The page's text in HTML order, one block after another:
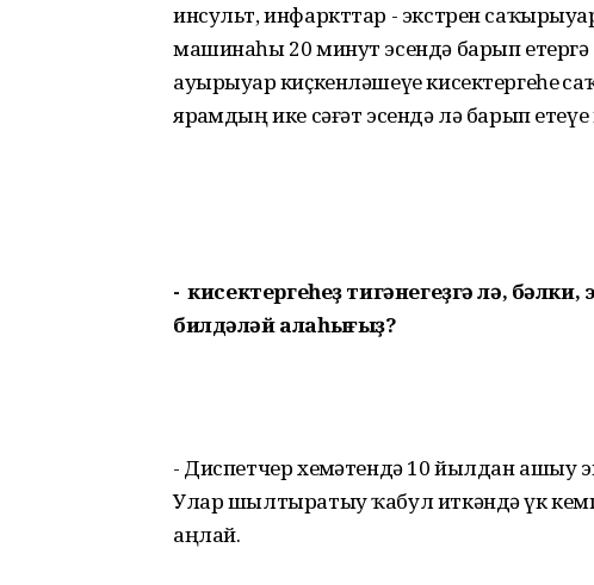
инсульт, инфаркттар - экстрен
машинаһы 20 минут эсендә барып
ауырыуҙар киҫкенләшеүе кисектергеһеҙ
ярҙамдың ике сәғәт эсендә лә барып
- Ә кисектергеһеҙ тигәнегеҙгә лә,
билдәләй алаһығыҙ?
- Диспетчер хеҙмәтендә 10 йылдан ашыу
Улар шылтыратыу ҡабул иткәндә үк
аңлай.